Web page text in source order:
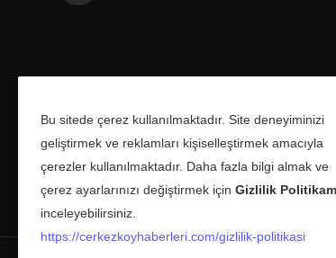
Bu sitede çerez kullanılmaktadır. Site deneyiminizi
geliştirmek ve reklamları kişiselleştirmek amacıyla
çerezler kullanılmaktadır. Daha fazla bilgi almak ve
çerez ayarlarınızı değiştirmek için Gizlilik
inceleyebilirsiniz.
https://cerkezkoyhaberleri.com/gizlilik-politikasi